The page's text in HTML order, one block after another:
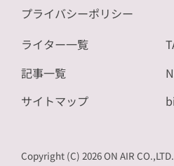
プライバシーポリシー
ライター一覧
記事一覧
サイトマップ
Copyright (C) 2026 ON AIR